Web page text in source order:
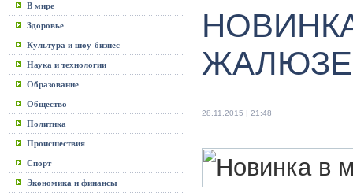
В мире
Здоровье
Культура и шоу-бизнес
Наука и технологии
Образование
Общество
Политика
Происшествия
Спорт
Экономика и финансы
28.11.2015 | 21:48